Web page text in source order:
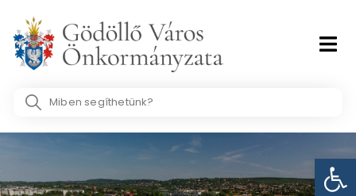
content
Search